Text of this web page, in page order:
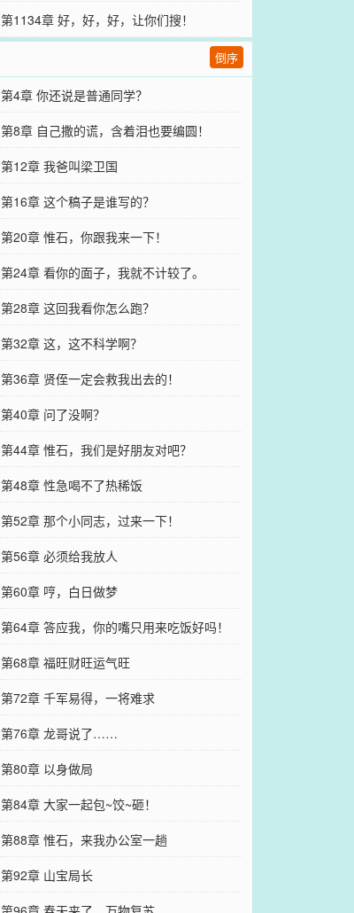
太牛了！
第1134章 好，好，好，让你们搜！
倒序
第4章 你还说是普通同学？
第8章 自己撒的谎，含着泪也要编圆！
第12章 我爸叫梁卫国
第16章 这个稿子是谁写的？
第20章 惟石，你跟我来一下！
第24章 看你的面子，我就不计较了。
第28章 这回我看你怎么跑？
第32章 这，这不科学啊？
第36章 贤侄一定会救我出去的！
第40章 问了没啊？
第44章 惟石，我们是好朋友对吧？
第48章 性急喝不了热稀饭
第52章 那个小同志，过来一下！
第56章 必须给我放人
第60章 哼，白日做梦
第64章 答应我，你的嘴只用来吃饭好吗！
第68章 福旺财旺运气旺
第72章 千军易得，一将难求
第76章 龙哥说了……
第80章 以身做局
第84章 大家一起包~饺~砸！
第88章 惟石，来我办公室一趟
第92章 山宝局长